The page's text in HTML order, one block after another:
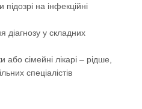
підозрі на інфекційні
діагнозу у складних
або сімейні лікарі – рідше,
спеціалістів